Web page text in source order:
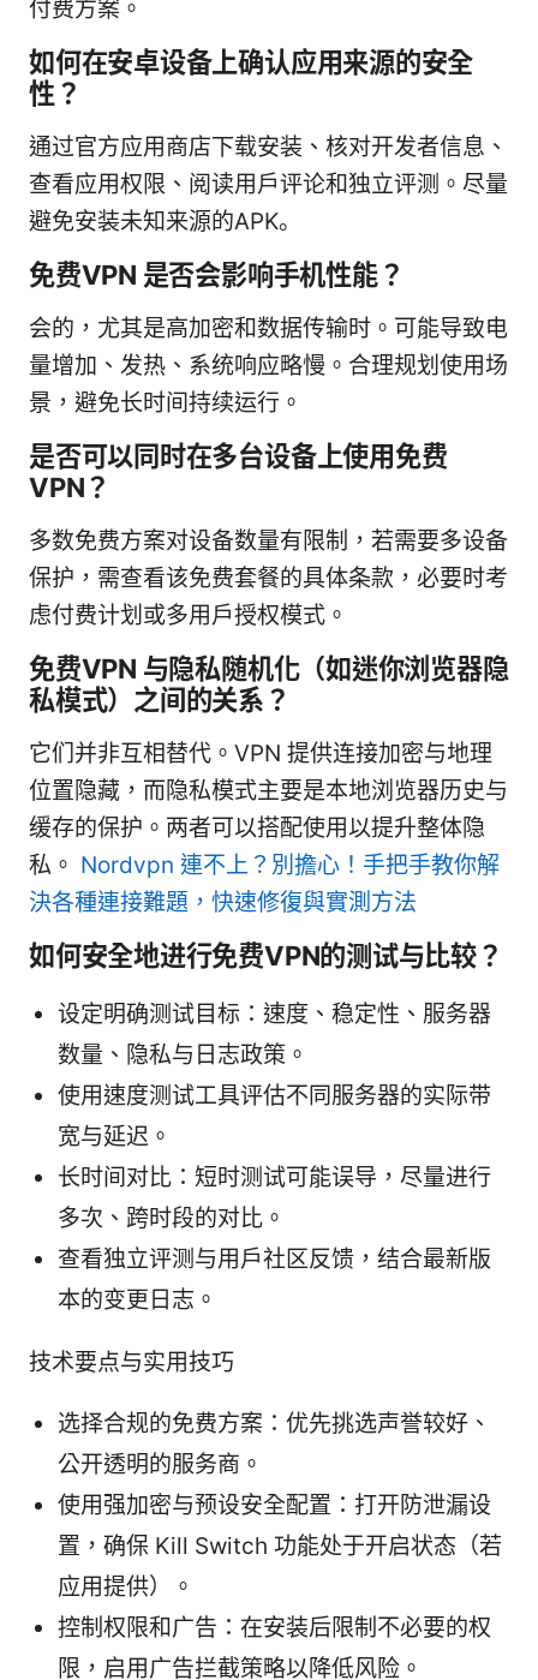
付费方案。
如何在安卓设备上确认应用来源的安全
性？
通过官方应用商店下载安装、核对开发者信息、
查看应用权限、阅读用户评论和独立评测。尽量
避免安装未知来源的APK。
免费VPN 是否会影响手机性能？
会的，尤其是高加密和数据传输时。可能导致电
量增加、发热、系统响应略慢。合理规划使用场
景，避免长时间持续运行。
是否可以同时在多台设备上使用免费
VPN？
多数免费方案对设备数量有限制，若需要多设备
保护，需查看该免费套餐的具体条款，必要时考
虑付费计划或多用户授权模式。
免费VPN 与隐私随机化（如迷你浏览器隐
私模式）之间的关系？
它们并非互相替代。VPN 提供连接加密与地理
位置隐藏，而隐私模式主要是本地浏览器历史与
缓存的保护。两者可以搭配使用以提升整体隐
私。 Nordvpn 連不上？別擔心！手把手教你解
決各種連接難題，快速修復與實測方法
如何安全地进行免费VPN的测试与比较？
设定明确测试目标：速度、稳定性、服务器
数量、隐私与日志政策。
使用速度测试工具评估不同服务器的实际带
宽与延迟。
长时间对比：短时测试可能误导，尽量进行
多次、跨时段的对比。
查看独立评测与用户社区反馈，结合最新版
本的变更日志。
技术要点与实用技巧
选择合规的免费方案：优先挑选声誉较好、
公开透明的服务商。
使用强加密与预设安全配置：打开防泄漏设
置，确保 Kill Switch 功能处于开启状态（若
应用提供）。
控制权限和广告：在安装后限制不必要的权
限，启用广告拦截策略以降低风险。